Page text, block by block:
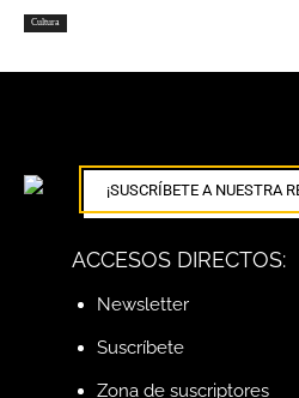
Cultura
¡SUSCRÍBETE A NUESTRA
ACCESOS DIRECTOS:
Newsletter
Suscríbete
Zona de suscriptores